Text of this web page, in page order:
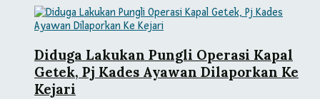
Diduga Lakukan Pungli Operasi Kapal
Getek, Pj Kades Ayawan Dilaporkan Ke
Kejari